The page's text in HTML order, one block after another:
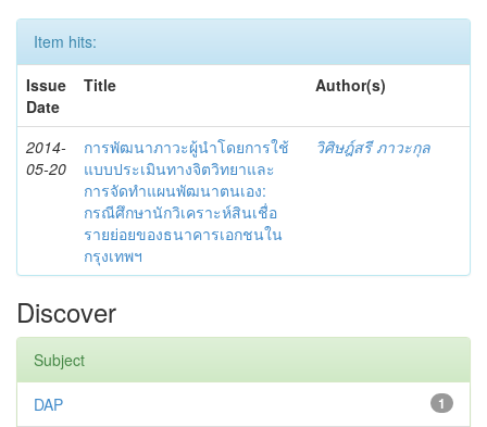
Item hits:
Issue
Date
Title Author(s)
2014-
05-20
การพัฒนาภาวะผู้นำโดยการใช้
แบบประเมินทางจิตวิทยาและ
การจัดทำแผนพัฒนาตนเอง:
กรณีศึกษานักวิเคราะห์สินเชื่อ
รายย่อยของธนาคารเอกชนใน
กรุงเทพฯ
วิศิษฎ์สรี ภาวะกุล
Discover
Subject
1
DAP